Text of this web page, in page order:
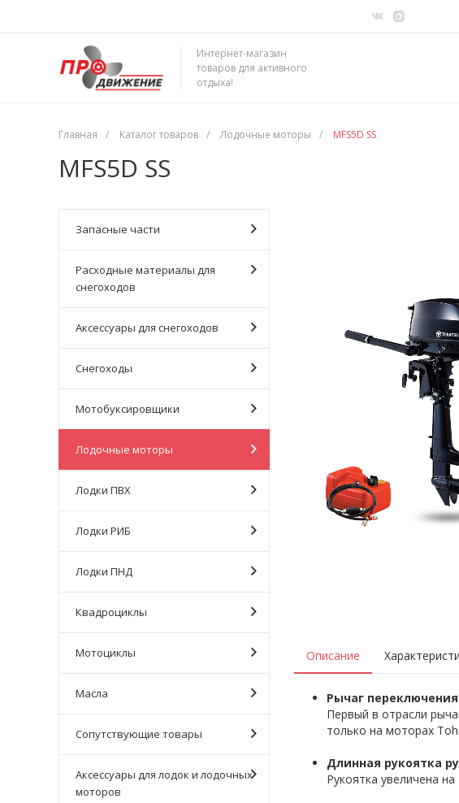
Интернет-магазин
товаров для активного
отдыха!
Главная / Каталог товаров / Лодочные моторы / MFS5D SS
MFS5D SS
Запасные части
Расходные материалы для
снегоходов
Аксессуары для снегоходов
Снегоходы
Мотобуксировщики
Лодочные моторы
Лодки ПВХ
Лодки РИБ
Лодки ПНД
Квадроциклы
Мотоциклы
Масла
Сопутствующие товары
Аксессуары для лодок и лодочных
моторов
Описание
Рычаг
Первый в отрасли
только на моторах
Длинная рукоятка
Рукоятка увеличена